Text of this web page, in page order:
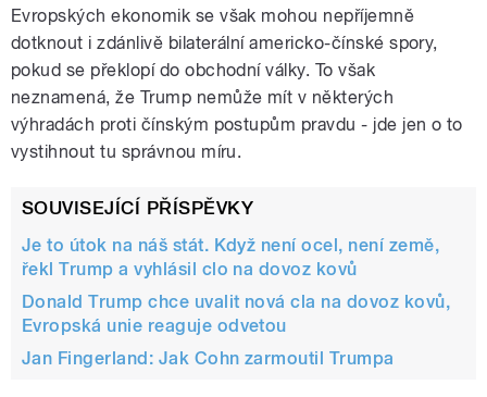
Evropských ekonomik se však mohou nepříjemně
dotknout i zdánlivě bilaterální americko-čínské spory,
pokud se překlopí do obchodní války. To však
neznamená, že Trump nemůže mít v některých
výhradách proti čínským postupům pravdu - jde jen o to
vystihnout tu správnou míru.
SOUVISEJÍCÍ PŘÍSPĚVKY
Je to útok na náš stát. Když není ocel, není země,
řekl Trump a vyhlásil clo na dovoz kovů
Donald Trump chce uvalit nová cla na dovoz kovů,
Evropská unie reaguje odvetou
Jan Fingerland: Jak Cohn zarmoutil Trumpa